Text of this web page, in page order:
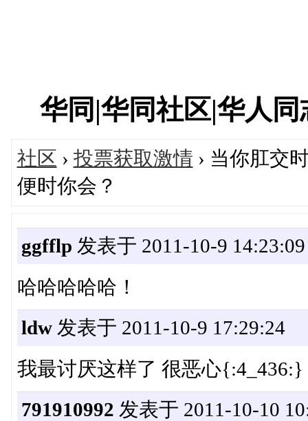
华同|华同社区|华人
社区 › 投票获取激情 › 当你肛交
便时你会？
ggfflp 发表于 2011-10-9 14:23:09
哈哈哈哈哈！
ldw发表于 2011-10-9 17:29:24
我最讨厌这样了 很恶心{:4_436:}
791910992 发表于 2011-10-10